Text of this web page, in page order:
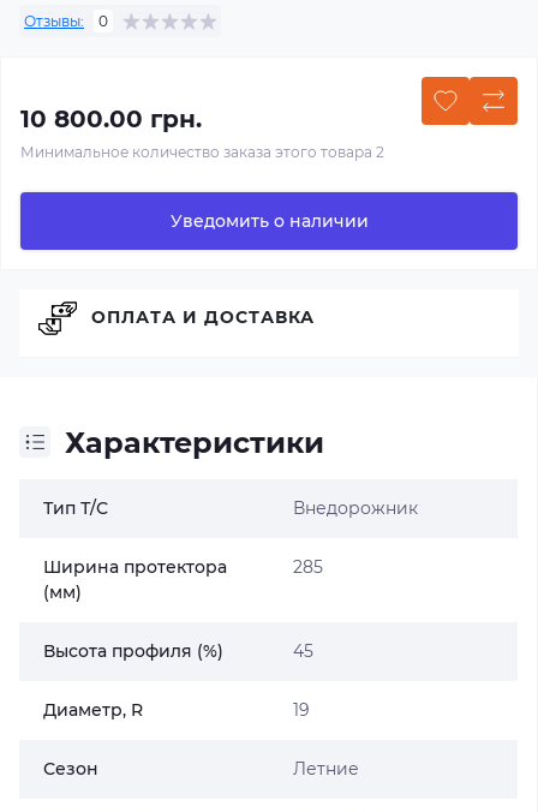
Отзывы: 0
10 800.00 грн.
Минимальное количество заказа этого товара 2
Уведомить о наличии
Характеристики
Тип Т/С Внедорожник
Ширина протектора
(мм)
285
Высота профиля (%) 45
Диаметр, R 19
Сезон Летние
ОПЛАТА И ДОСТАВКА